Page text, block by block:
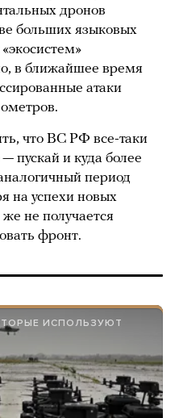
дронов
больших языковых
в ближайшее время
атаки
что ВС РФ все-таки
пускай и куда более
период
на успехи новых
не получается
фронт.
ИСПОЛЬЗУЮТ